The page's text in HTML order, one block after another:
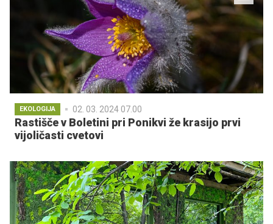
EKOLOGIJA 02. 03. 2024 07.00
Rastišče v Boletini pri Ponikvi že krasijo prvi
vijoličasti cvetovi